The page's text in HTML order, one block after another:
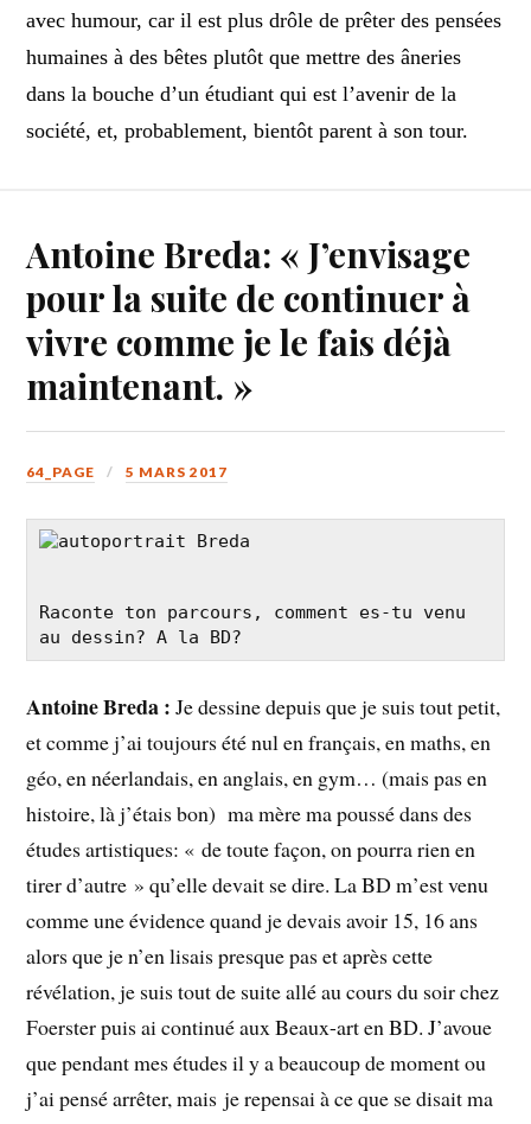
avec humour, car il est plus drôle de prêter des pensées
humaines à des bêtes plutôt que mettre des âneries
dans la bouche d’un étudiant qui est l’avenir de la
société, et, probablement, bientôt parent à son tour.
Antoine Breda: « J’envisage
pour la suite de continuer à
vivre comme je le fais déjà
maintenant. »
64_PAGE 5 MARS 2017
Raconte ton parcours, comment es-tu venu
au dessin? A la BD?
Antoine Breda : Je dessine depuis que je suis tout petit,
et comme j’ai toujours été nul en français, en maths, en
géo, en néerlandais, en anglais, en gym… (mais pas en
histoire, là j’étais bon) ma mère ma poussé dans des
études artistiques: « de toute façon, on pourra rien en
tirer d’autre » qu’elle devait se dire. La BD m’est venu
comme une évidence quand je devais avoir 15, 16 ans
alors que je n’en lisais presque pas et après cette
révélation, je suis tout de suite allé au cours du soir chez
Foerster puis ai continué aux Beaux-art en BD. J’avoue
que pendant mes études il y a beaucoup de moment ou
j’ai pensé arrêter, mais je repensai à ce que se disait ma